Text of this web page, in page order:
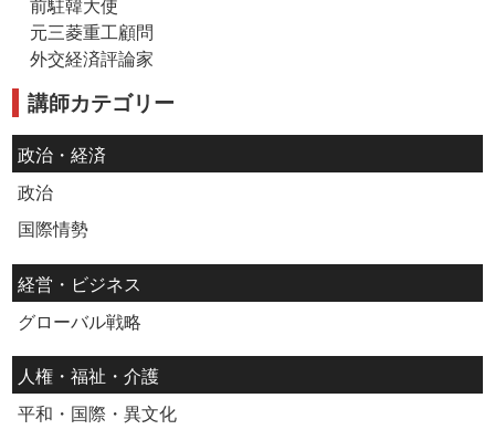
元三菱重工顧問
外交経済評論家
講師カテゴリー
政治・経済
政治
国際情勢
経営・ビジネス
グローバル戦略
人権・福祉・介護
平和・国際・異文化